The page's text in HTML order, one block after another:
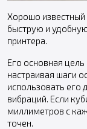
Хорошо известный
быструю и
принтера.
Его основная
настраивая шаги
использовать его
вибраций. Если
миллиметров с
точен.